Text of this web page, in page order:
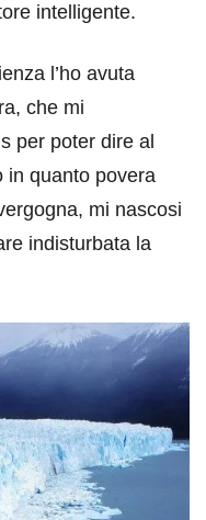
intelligente.
l’ho avuta
che mi
per poter dire al
in quanto povera
mi nascosi
indisturbata la